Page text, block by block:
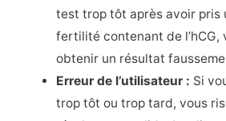
test trop tôt après avoir pris
fertilité contenant de l’hCG,
obtenir un résultat
Erreur de l’utilisateur : Si
trop tôt ou trop tard, vous